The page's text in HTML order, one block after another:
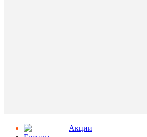
Aкции